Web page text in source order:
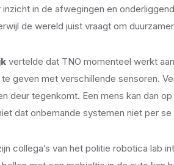
in de afwegingen en
de wereld juist vraagt om
vertelde dat TNO momenteel werkt
te geven met verschillende sensoren.
deur tegenkomt. Een mens kan dan
dat onbemande systemen niet per
collega’s van het politie robotica lab